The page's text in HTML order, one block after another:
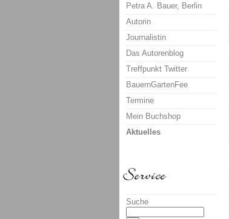
Petra A. Bauer, Berlin
Autorin
Journalistin
Das Autorenblog
Treffpunkt Twitter
BauernGartenFee
Termine
Mein Buchshop
Aktuelles
Suche